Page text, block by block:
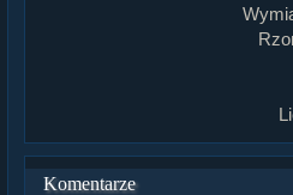
Komentarze